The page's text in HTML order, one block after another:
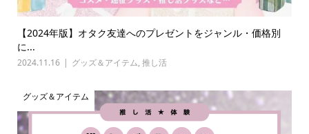
【2024年版】オタク友達へのプレゼントをジャンル・価格別
に...
2024.11.16 グッズ＆アイテム, 推し活
グッズ＆アイテム